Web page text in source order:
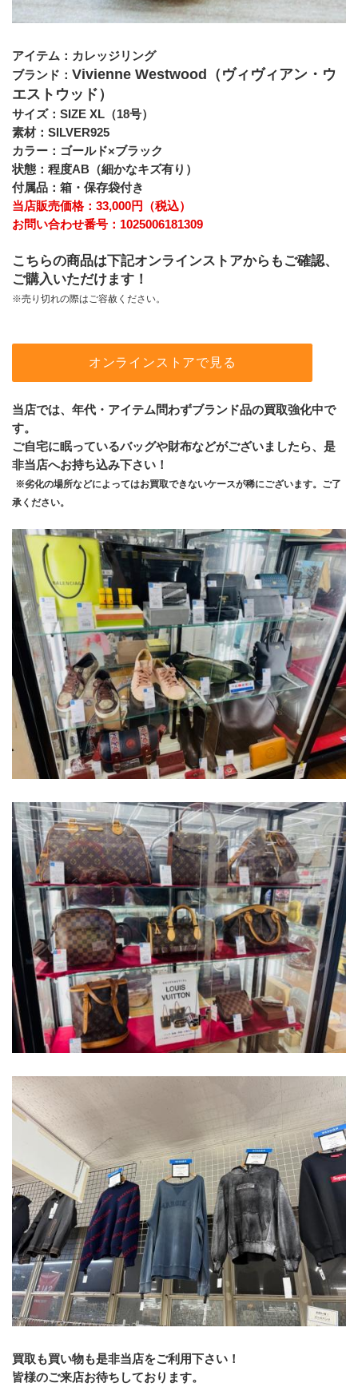
アイテム：カレッジリング
ブランド： Vivienne Westwood（ヴィヴィアン・ウ
エストウッド）
サイズ：SIZE XL（18号）
素材：SILVER925
カラー：ゴールド×ブラック
状態：程度AB（細かなキズ有り）
付属品：箱・保存袋付き
当店販売価格：33,000円（税込）
お問い合わせ番号：1025006181309
こちらの商品は下記オンラインストアからもご確認、
ご購入いただけます！
※売り切れの際はご容赦ください。
オンラインストアで見る
当店では、年代・アイテム問わずブランド品の買取強化中で
す。
ご自宅に眠っているバッグや財布などがございましたら、是
非当店へお持ち込み下さい！
※劣化の場所などによってはお買取できないケースが稀にございます。ご了
承ください。
買取も買い物も是非当店をご利用下さい！
皆様のご来店お待ちしております。